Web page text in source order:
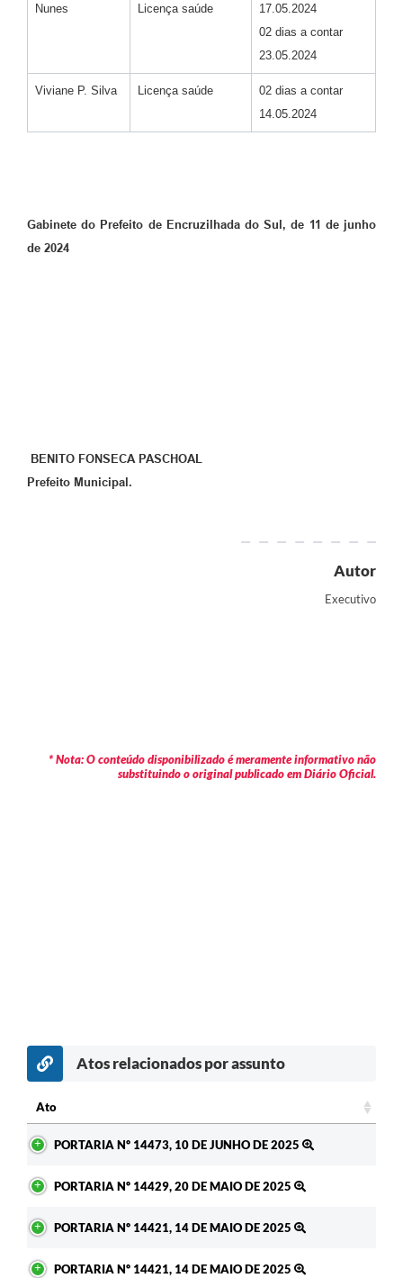
Nunes
Licença saúde
17.05.2024
02 dias a contar
23.05.2024
Viviane P. Silva Licença saúde
02 dias a contar
14.05.2024
Gabinete do Prefeito de Encruzilhada do Sul, de 11 de junho
de 2024
BENITO FONSECA PASCHOAL
Prefeito Municipal.
Autor
Executivo
* Nota: O conteúdo disponibilizado é meramente informativo não
substituindo o original publicado em Diário Oficial.
Atos relacionados por assunto
Ato
PORTARIA Nº 14473, 10 DE JUNHO DE 2025
PORTARIA Nº 14429, 20 DE MAIO DE 2025
PORTARIA Nº 14421, 14 DE MAIO DE 2025
PORTARIA Nº 14421, 14 DE MAIO DE 2025